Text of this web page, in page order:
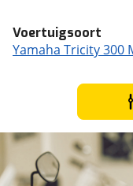
Voertuigsoort
Yamaha Tricity 300